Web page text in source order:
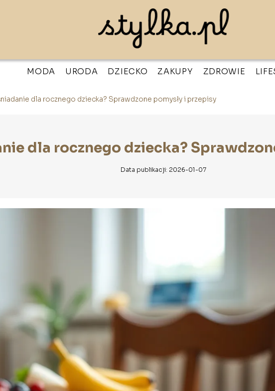
MODA URODA DZIECKO ZAKUPY ZDROWIE
dla rocznego dziecka? Sprawdzone pomysły i przepisy
dla rocznego dziecka?
Data publikacji: 2026-01-07